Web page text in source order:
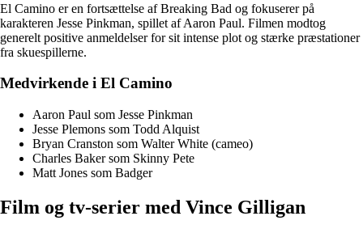
El Camino er en fortsættelse af Breaking Bad og fokuserer på
karakteren Jesse Pinkman, spillet af Aaron Paul. Filmen modtog
generelt positive anmeldelser for sit intense plot og stærke præstationer
fra skuespillerne.
Medvirkende i El Camino
Aaron Paul som Jesse Pinkman
Jesse Plemons som Todd Alquist
Bryan Cranston som Walter White (cameo)
Charles Baker som Skinny Pete
Matt Jones som Badger
Film og tv-serier med Vince Gilligan